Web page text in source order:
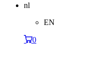
nl
EN
0